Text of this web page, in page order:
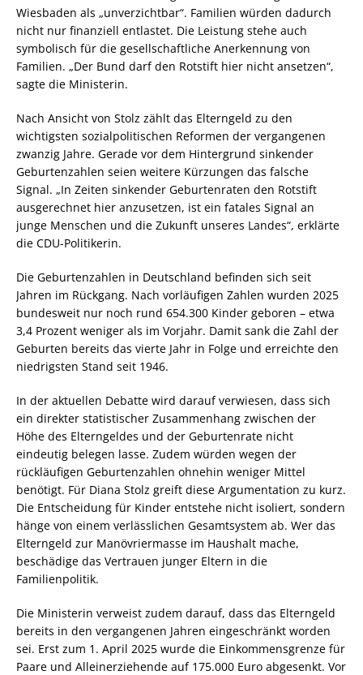
Wiesbaden als „unverzichtbar“. Familien würden dadurch
nicht nur finanziell entlastet. Die Leistung stehe auch
symbolisch für die gesellschaftliche Anerkennung von
Familien. „Der Bund darf den Rotstift hier nicht ansetzen“,
sagte die Ministerin.
Nach Ansicht von Stolz zählt das Elterngeld zu den
wichtigsten sozialpolitischen Reformen der vergangenen
zwanzig Jahre. Gerade vor dem Hintergrund sinkender
Geburtenzahlen seien weitere Kürzungen das falsche
Signal. „In Zeiten sinkender Geburtenraten den Rotstift
ausgerechnet hier anzusetzen, ist ein fatales Signal an
junge Menschen und die Zukunft unseres Landes“, erklärte
die CDU-Politikerin.
Die Geburtenzahlen in Deutschland befinden sich seit
Jahren im Rückgang. Nach vorläufigen Zahlen wurden 2025
bundesweit nur noch rund 654.300 Kinder geboren – etwa
3,4 Prozent weniger als im Vorjahr. Damit sank die Zahl der
Geburten bereits das vierte Jahr in Folge und erreichte den
niedrigsten Stand seit 1946.
In der aktuellen Debatte wird darauf verwiesen, dass sich
ein direkter statistischer Zusammenhang zwischen der
Höhe des Elterngeldes und der Geburtenrate nicht
eindeutig belegen lasse. Zudem würden wegen der
rückläufigen Geburtenzahlen ohnehin weniger Mittel
benötigt. Für Diana Stolz greift diese Argumentation zu kurz.
Die Entscheidung für Kinder entstehe nicht isoliert, sondern
hänge von einem verlässlichen Gesamtsystem ab. Wer das
Elterngeld zur Manövriermasse im Haushalt mache,
beschädige das Vertrauen junger Eltern in die
Familienpolitik.
Die Ministerin verweist zudem darauf, dass das Elterngeld
bereits in den vergangenen Jahren eingeschränkt worden
sei. Erst zum 1. April 2025 wurde die Einkommensgrenze für
Paare und Alleinerziehende auf 175.000 Euro abgesenkt. Vor